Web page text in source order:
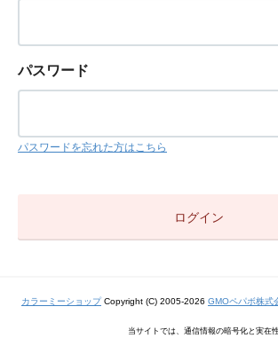
パスワード
パスワードを忘れた方はこちら
カラーミーショップCopyright (C) 2005-2026 GMOペパボ株式
当サイトでは、通信情報の暗号化と実在